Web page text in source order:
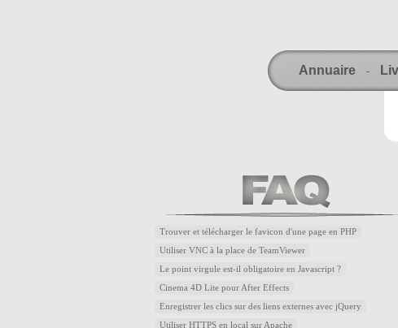
Annuaire -
Trouver et télécharger le favicon d'une page en PHP
Utiliser VNC à la place de TeamViewer
Le point virgule est-il obligatoire en Javascript ?
Cinema 4D Lite pour After Effects
Enregistrer les clics sur des liens externes avec jQuery
Utiliser HTTPS en local sur Apache